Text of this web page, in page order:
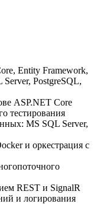
Entity Framework,
PostgreSQL,
ASP.NET Core
тестирования
MS SQL Server,
и оркестрация с
REST и SignalR
и логирования